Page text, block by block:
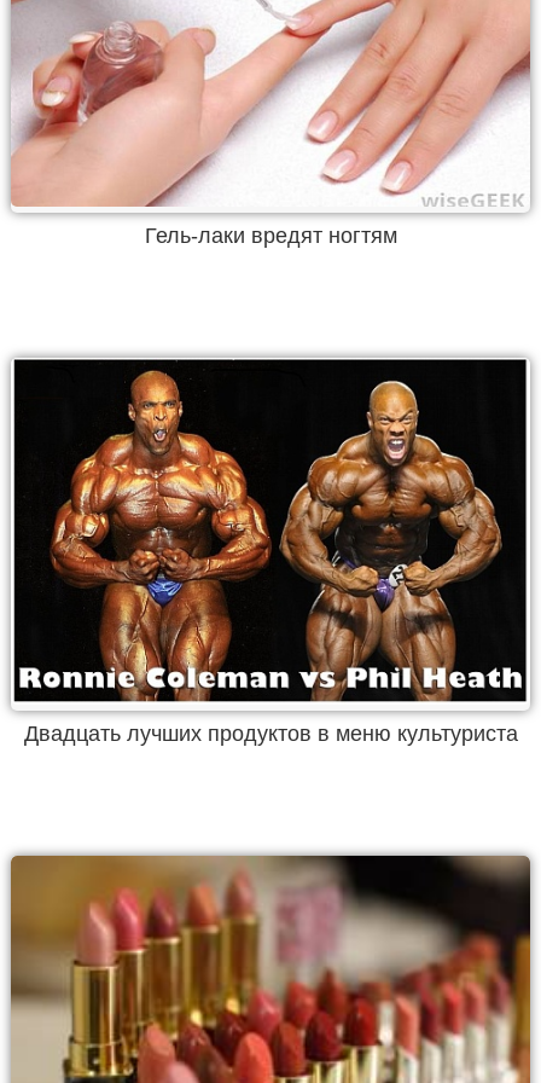
Гель-лаки вредят ногтям
Двадцать лучших продуктов в меню культуриста